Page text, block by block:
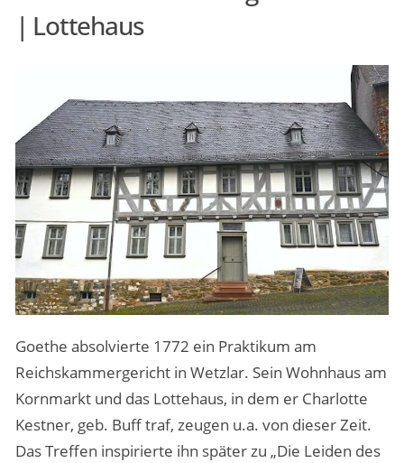
| Lottehaus
Goethe absolvierte 1772 ein Praktikum am
Reichskammergericht in Wetzlar. Sein Wohnhaus am
Kornmarkt und das Lottehaus, in dem er Charlotte
Kestner, geb. Buff traf, zeugen u.a. von dieser Zeit.
Das Treffen inspirierte ihn später zu „Die Leiden des